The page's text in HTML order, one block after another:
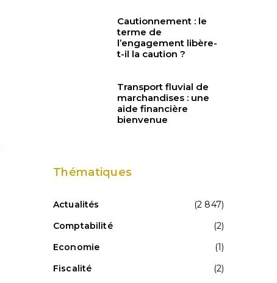
Cautionnement : le
terme de
l’engagement libère-
t-il la caution ?
Transport fluvial de
marchandises : une
aide financière
bienvenue
Thématiques
Actualités
(2 847)
Comptabilité
(2)
Economie
(1)
Fiscalité
(2)